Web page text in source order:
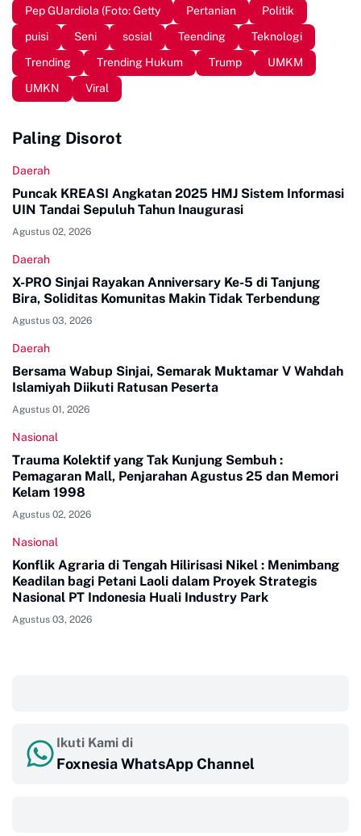
Pep GUardiola (Foto: Getty
Pertanian
Politik
puisi
Seni sosial Teending
Teknologi
Trending
Trending Hukum Trump
UMKM
UMKN
Viral
Paling Disorot
Daerah
Puncak KREASI Angkatan 2025 HMJ Sistem Informasi
UIN Tandai Sepuluh Tahun Inaugurasi
Agustus 02, 2026
Daerah
X-PRO Sinjai Rayakan Anniversary Ke-5 di Tanjung
Bira, Soliditas Komunitas Makin Tidak Terbendung
Agustus 03, 2026
Daerah
Bersama Wabup Sinjai, Semarak Muktamar V Wahdah
Islamiyah Diikuti Ratusan Peserta
Agustus 01, 2026
Nasional
Trauma Kolektif yang Tak Kunjung Sembuh :
Pemagaran Mall, Penjarahan Agustus 25 dan Memori
Kelam 1998
Agustus 02, 2026
Nasional
Konflik Agraria di Tengah Hilirisasi Nikel : Menimbang
Keadilan bagi Petani Laoli dalam Proyek Strategis
Nasional PT Indonesia Huali Industry Park
Agustus 03, 2026
Ikuti Kami di
Foxnesia WhatsApp Channel